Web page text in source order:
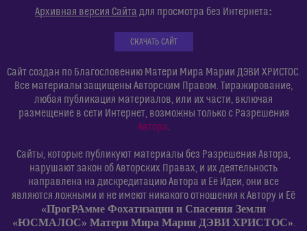
Архивная версия Сайта для просмотра без Интернета:
СКАЧАТЬ САЙТ
Сайт создан по Благословению Матери Мира Марии ДЭВИ ХРИСТОС.
Все материалы защищены Авторским Правом. Тиражирование,
любая публикация материалов, или их части, включая
размещение в сети Интернет, возможны только с Разрешения
Автора.
Сайты, которые публикуют материалы без Разрешения Автора,
нарушают закон об Авторских Правах, и их деятельность
направлена на дискредитацию Автора и Её Идеи, они все
являются ложными и не имеют никакого отношения к Автору и Её
«ПрогРАмме Фохатизации и Спасения Земли
«ЮСМАЛОС» Матери Мира Марии ДЭВИ ХРИСТОС».